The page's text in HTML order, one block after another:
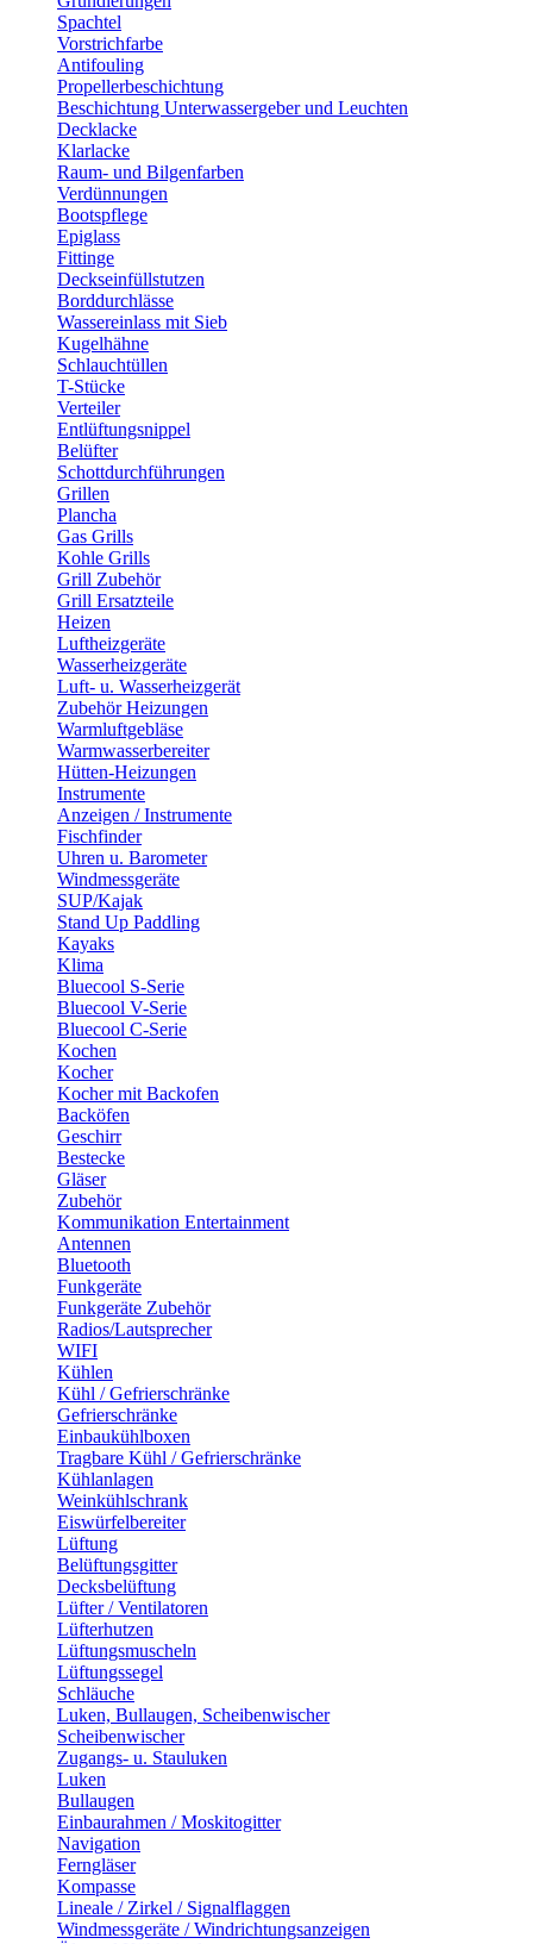
Spachtel
Vorstrichfarbe
Antifouling
Propellerbeschichtung
Beschichtung Unterwassergeber und Leuchten
Decklacke
Klarlacke
Raum- und Bilgenfarben
Verdünnungen
Bootspflege
Epiglass
Fittinge
Deckseinfüllstutzen
Borddurchlässe
Wassereinlass mit Sieb
Kugelhähne
Schlauchtüllen
T-Stücke
Verteiler
Entlüftungsnippel
Belüfter
Schottdurchführungen
Grillen
Plancha
Gas Grills
Kohle Grills
Grill Zubehör
Grill Ersatzteile
Heizen
Luftheizgeräte
Wasserheizgeräte
Luft- u. Wasserheizgerät
Zubehör Heizungen
Warmluftgebläse
Warmwasserbereiter
Hütten-Heizungen
Instrumente
Anzeigen / Instrumente
Fischfinder
Uhren u. Barometer
Windmessgeräte
SUP/Kajak
Stand Up Paddling
Kayaks
Klima
Bluecool S-Serie
Bluecool V-Serie
Bluecool C-Serie
Kochen
Kocher
Kocher mit Backofen
Backöfen
Geschirr
Bestecke
Gläser
Zubehör
Kommunikation Entertainment
Antennen
Bluetooth
Funkgeräte
Funkgeräte Zubehör
Radios/Lautsprecher
WIFI
Kühlen
Kühl / Gefrierschränke
Gefrierschränke
Einbaukühlboxen
Tragbare Kühl / Gefrierschränke
Kühlanlagen
Weinkühlschrank
Eiswürfelbereiter
Lüftung
Belüftungsgitter
Decksbelüftung
Lüfter / Ventilatoren
Lüfterhutzen
Lüftungsmuscheln
Lüftungssegel
Schläuche
Luken, Bullaugen, Scheibenwischer
Scheibenwischer
Zugangs- u. Stauluken
Luken
Bullaugen
Einbaurahmen / Moskitogitter
Navigation
Ferngläser
Kompasse
Lineale / Zirkel / Signalflaggen
Windmessgeräte / Windrichtungsanzeigen